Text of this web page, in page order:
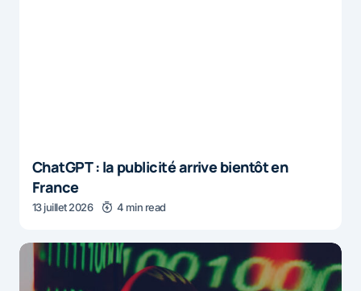
ChatGPT : la publicité arrive bientôt en
France
13 juillet 2026 4 min read